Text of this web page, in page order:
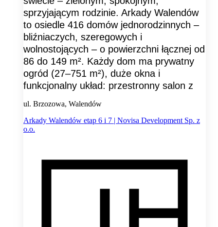
sprzyjającym rodzinie. Arkady Walendów
to osiedle 416 domów jednorodzinnych –
bliźniaczych, szeregowych i
wolnostojących – o powierzchni łącznej od
86 do 149 m². Każdy dom ma prywatny
ogród (27–751 m²), duże okna i
funkcjonalny układ: przestronny salon z
ul. Brzozowa, Walendów
Arkady Walendów etap 6 i 7 | Novisa Development Sp. z
o.o.